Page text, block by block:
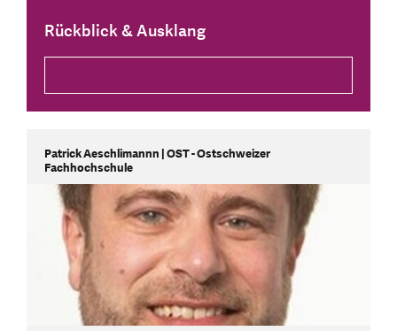
Rückblick & Ausklang
Patrick Aeschlimannn | OST - Ostschweizer
Fachhochschule